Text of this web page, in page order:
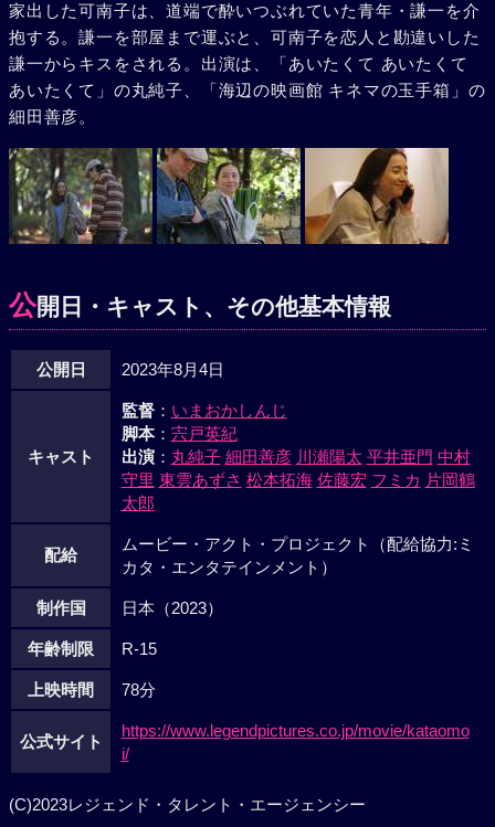
家出した可南子は、道端で酔いつぶれていた青年・謙一を介
抱する。謙一を部屋まで運ぶと、可南子を恋人と勘違いした
謙一からキスをされる。出演は、「あいたくて あいたくて
あいたくて」の丸純子、「海辺の映画館 キネマの玉手箱」の
細田善彦。
公開日・キャスト、その他基本情報
公開日 2023年8月4日
キャスト
監督： いまおかしんじ
脚本： 宍戸英紀
出演： 丸純子 細田善彦 川瀬陽太 平井亜門 中村
守里 東雲あずさ 松本拓海 佐藤宏 フミカ 片岡鶴
太郎
配給
ムービー・アクト・プロジェクト（配給協力:ミ
カタ・エンタテインメント）
制作国 日本（2023）
年齢制限 R-15
上映時間 78分
公式サイト
https://www.legendpictures.co.jp/movie/kataomo
i/
(C)2023レジェンド・タレント・エージェンシー